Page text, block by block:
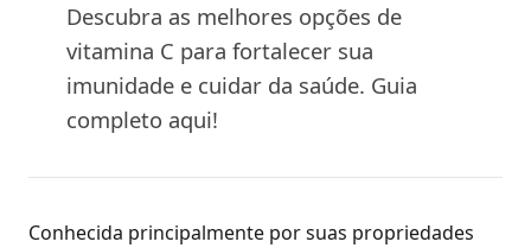
Descubra as melhores opções de
vitamina C para fortalecer sua
imunidade e cuidar da saúde. Guia
completo aqui!
Conhecida principalmente por suas propriedades